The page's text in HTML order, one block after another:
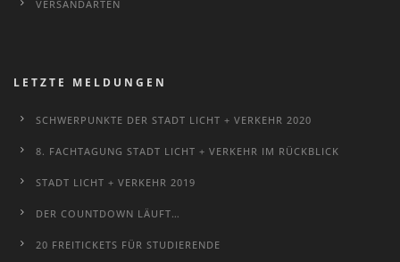
VERSANDARTEN
LETZTE MELDUNGEN
SCHWERPUNKTE DER STADT LICHT + VERKEHR 2020
8. FACHTAGUNG STADT LICHT + VERKEHR IM RÜCKBLICK
STADT LICHT + VERKEHR 2019
DER COUNTDOWN LÄUFT…
20 FREITICKETS FÜR STUDIERENDE